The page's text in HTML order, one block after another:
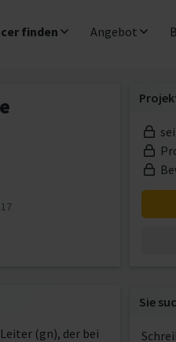
finden Angebot
(gn), der bei
Sie